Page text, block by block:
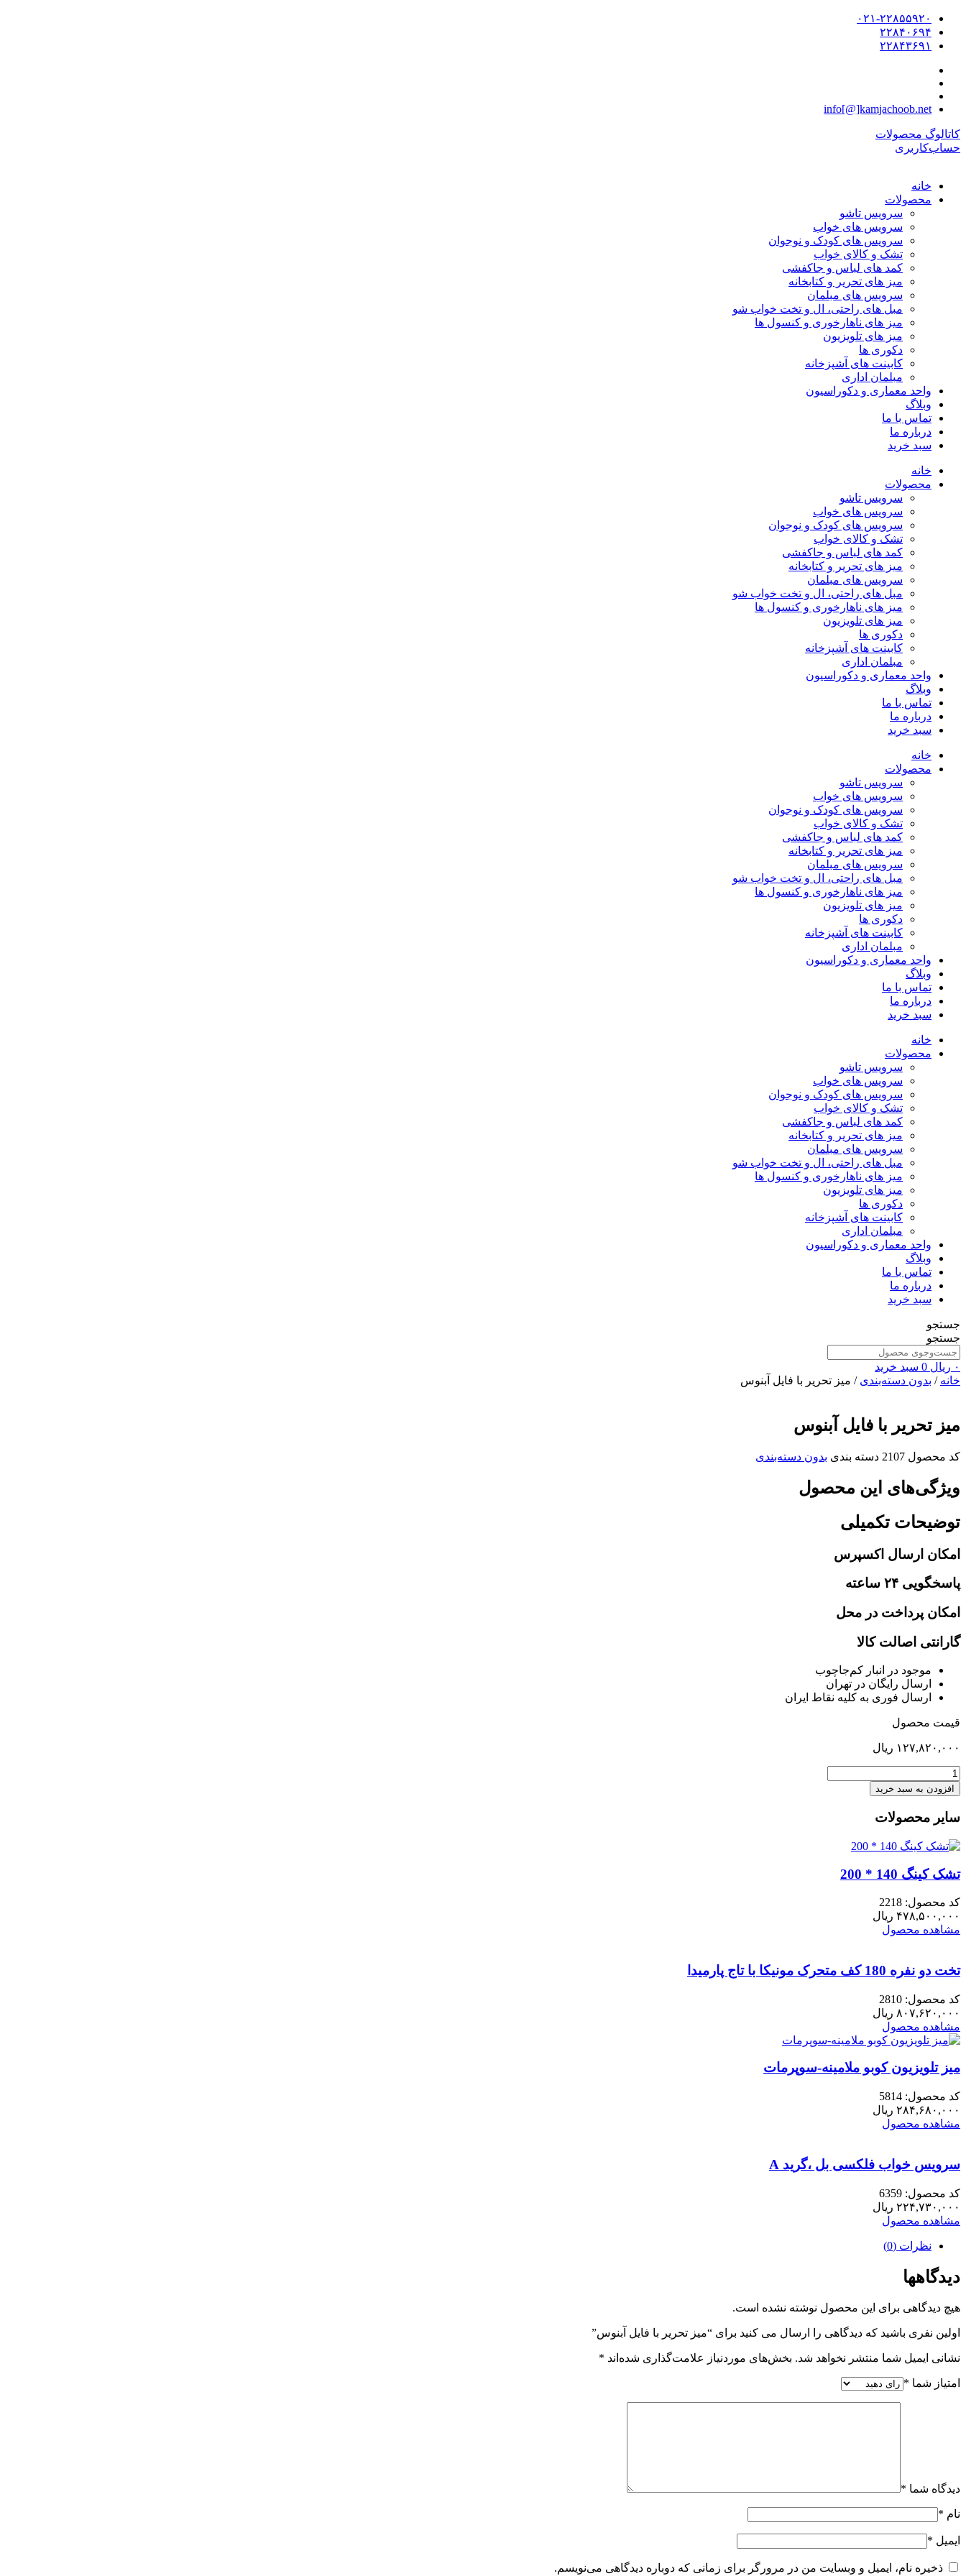
۰۲۱-۲۲۸۵۵۹۲۰
۲۲۸۴۰۶۹۴
۲۲۸۴۳۶۹۱
info[@]kamjachoob.net
کاتالوگ محصولات
حساب‌کاربری
خانه
محصولات
سرویس تاشو
سرویس های خواب
سرویس های کودک و نوجوان
تشک و کالای خواب
کمد های لباس و جاکفشی
میز های تحریر و کتابخانه
سرویس های مبلمان
مبل های راحتی، ال و تخت خواب شو
میز های ناهارخوری و کنسول ها
میز های تلویزیون
دکوری ها
کابینت های آشپزخانه
مبلمان اداری
واحد معماری و دکوراسیون
وبلاگ
تماس با ما
درباره ما
سبد خرید
خانه
محصولات
سرویس تاشو
سرویس های خواب
سرویس های کودک و نوجوان
تشک و کالای خواب
کمد های لباس و جاکفشی
میز های تحریر و کتابخانه
سرویس های مبلمان
مبل های راحتی، ال و تخت خواب شو
میز های ناهارخوری و کنسول ها
میز های تلویزیون
دکوری ها
کابینت های آشپزخانه
مبلمان اداری
واحد معماری و دکوراسیون
وبلاگ
تماس با ما
درباره ما
سبد خرید
خانه
محصولات
سرویس تاشو
سرویس های خواب
سرویس های کودک و نوجوان
تشک و کالای خواب
کمد های لباس و جاکفشی
میز های تحریر و کتابخانه
سرویس های مبلمان
مبل های راحتی، ال و تخت خواب شو
میز های ناهارخوری و کنسول ها
میز های تلویزیون
دکوری ها
کابینت های آشپزخانه
مبلمان اداری
واحد معماری و دکوراسیون
وبلاگ
تماس با ما
درباره ما
سبد خرید
خانه
محصولات
سرویس تاشو
سرویس های خواب
سرویس های کودک و نوجوان
تشک و کالای خواب
کمد های لباس و جاکفشی
میز های تحریر و کتابخانه
سرویس های مبلمان
مبل های راحتی، ال و تخت خواب شو
میز های ناهارخوری و کنسول ها
میز های تلویزیون
دکوری ها
کابینت های آشپزخانه
مبلمان اداری
واحد معماری و دکوراسیون
وبلاگ
تماس با ما
درباره ما
سبد خرید
جستجو
جستجو
۰ ریال 0 سبد خرید
خانه / بدون دسته‌بندی / میز تحریر با فایل آبنوس
میز تحریر با فایل آبنوس
کد محصول 2107 دسته بندی بدون دسته‌بندی
ویژگی‌های این محصول
توضیحات تکمیلی
امکان ارسال اکسپرس
پاسخگویی ۲۴ ساعته
امکان پرداخت در محل
گارانتی اصالت کالا
موجود در انبار کم‌‌جاچوب
ارسال رایگان در تهران
ارسال فوری به کلیه نقاط ایران
قیمت محصول
۱۲۷,۸۲۰,۰۰۰ ریال
میز
تحریر
با
فایل
آبنوس
عدد
افزودن به سبد خرید
سایر محصولات
تشک کینگ 140 * 200
کد محصول: 2218
۴۷۸,۵۰۰,۰۰۰ ریال
مشاهده محصول
تخت دو نفره 180 کف متحرک مونیکا با تاج پارمیدا
کد محصول: 2810
۸۰۷,۶۲۰,۰۰۰ ریال
مشاهده محصول
میز تلویزیون کوبو ملامینه-سوپرمات
کد محصول: 5814
۲۸۴,۶۸۰,۰۰۰ ریال
مشاهده محصول
سرویس خواب فلکسی بل ،گرید A
کد محصول: 6359
۲۲۴,۷۳۰,۰۰۰ ریال
مشاهده محصول
نظرات (0)
دیدگاهها
هیچ دیدگاهی برای این محصول نوشته نشده است.
اولین نفری باشید که دیدگاهی را ارسال می کنید برای “میز تحریر با فایل آبنوس”
نشانی ایمیل شما منتشر نخواهد شد. بخش‌های موردنیاز علامت‌گذاری شده‌اند *
امتیاز شما *
دیدگاه شما *
نام *
ایمیل *
ذخیره نام، ایمیل و وبسایت من در مرورگر برای زمانی که دوباره دیدگاهی می‌نویسم.